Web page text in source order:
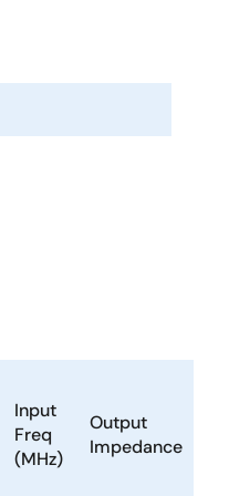
Input
Freq
(MHz)
Output
Impedance